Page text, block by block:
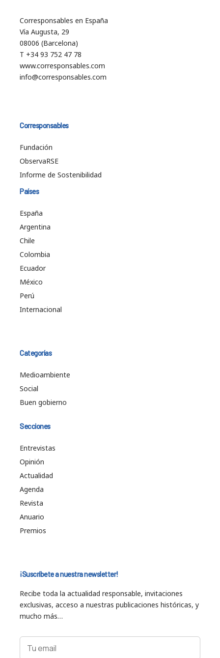
Corresponsables en España
Vía Augusta, 29
08006 (Barcelona)
T +34 93 752 47 78
www.corresponsables.com
info@corresponsables.com
Corresponsables
Fundación
ObservaRSE
Informe de Sostenibilidad
Países
España
Argentina
Chile
Colombia
Ecuador
México
Perú
Internacional
Categorías
Medioambiente
Social
Buen gobierno
Secciones
Entrevistas
Opinión
Actualidad
Agenda
Revista
Anuario
Premios
¡Suscríbete a nuestra newsletter!
Recibe toda la actualidad responsable, invitaciones
exclusivas, acceso a nuestras publicaciones históricas, y
mucho más…